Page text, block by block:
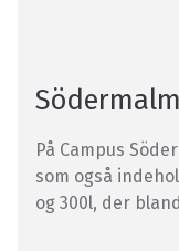
På Campus
som også
og 300l, der